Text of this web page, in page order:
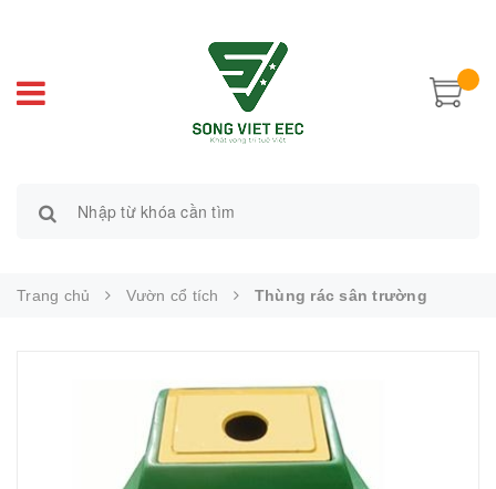
Trang chủ Vườn cổ tích Thùng rác sân trường